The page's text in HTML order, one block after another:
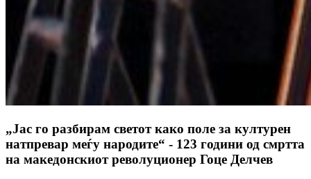
„Јас го разбирам светот како поле за културен
натпревар меѓу народите“ - 123 години од смртта
на македонскиот револуционер Гоце Делчев